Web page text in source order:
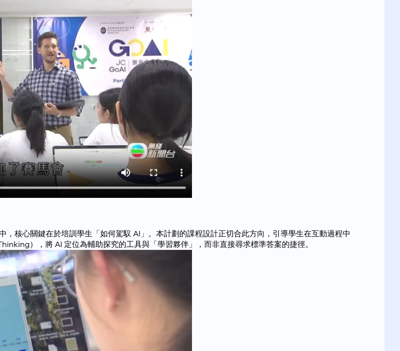
核心關鍵在於培訓學生「如何駕馭 AI」。本計劃的課程設計正切合此方向，引導學生在互動過程中
），將 AI 定位為輔助探究的工具與「學習夥伴」，而非直接尋求標準答案的捷徑。